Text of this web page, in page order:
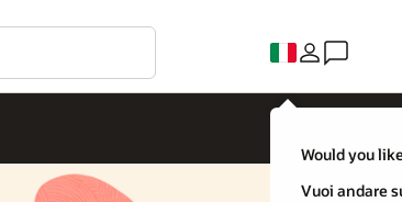
Would you
Vuoi andare